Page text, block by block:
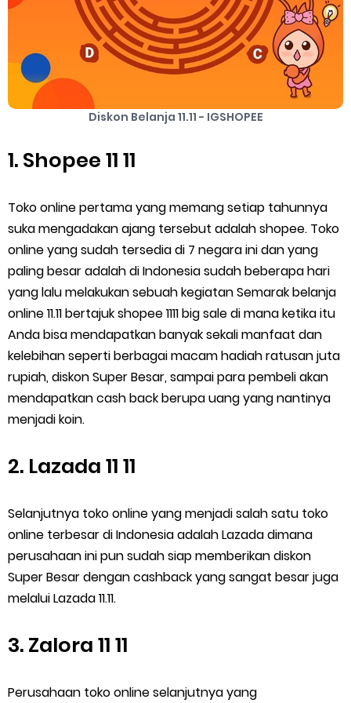
Diskon Belanja 11.11 - IGSHOPEE
1. Shopee 11 11
Toko online pertama yang memang setiap tahunnya
suka mengadakan ajang tersebut adalah shopee. Toko
online yang sudah tersedia di 7 negara ini dan yang
paling besar adalah di Indonesia sudah beberapa hari
yang lalu melakukan sebuah kegiatan Semarak belanja
online 11.11 bertajuk shopee 1111 big sale di mana ketika itu
Anda bisa mendapatkan banyak sekali manfaat dan
kelebihan seperti berbagai macam hadiah ratusan juta
rupiah, diskon Super Besar, sampai para pembeli akan
mendapatkan cash back berupa uang yang nantinya
menjadi koin.
2. Lazada 11 11
Selanjutnya toko online yang menjadi salah satu toko
online terbesar di Indonesia adalah Lazada dimana
perusahaan ini pun sudah siap memberikan diskon
Super Besar dengan cashback yang sangat besar juga
melalui Lazada 11.11.
3. Zalora 11 11
Perusahaan toko online selanjutnya yang